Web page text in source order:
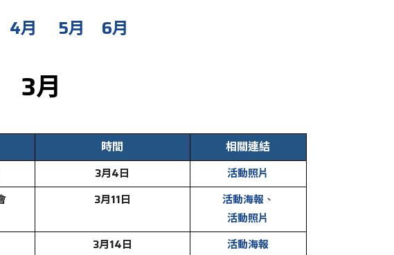
4月 5月 6月
3月
時間 相關連結
3月4日
活動照片
3月11日 活動海報、
活動照片
3月14日 活動海報